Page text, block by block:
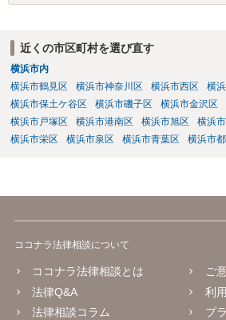
近くの市区町村を選び直す
横浜市内
横浜市鶴見区
横浜市神奈川区 横浜市西区 横
横浜市保土ケ谷区
横浜市磯子区 横浜市金沢区
横浜市戸塚区
横浜市港南区 横浜市旭区 横浜
横浜市栄区
横浜市泉区 横浜市青葉区 横浜市
ココナラ法律相談について
ココナラ法律相談とは
法律Q&A
法律相談コラム
ご
利
プ